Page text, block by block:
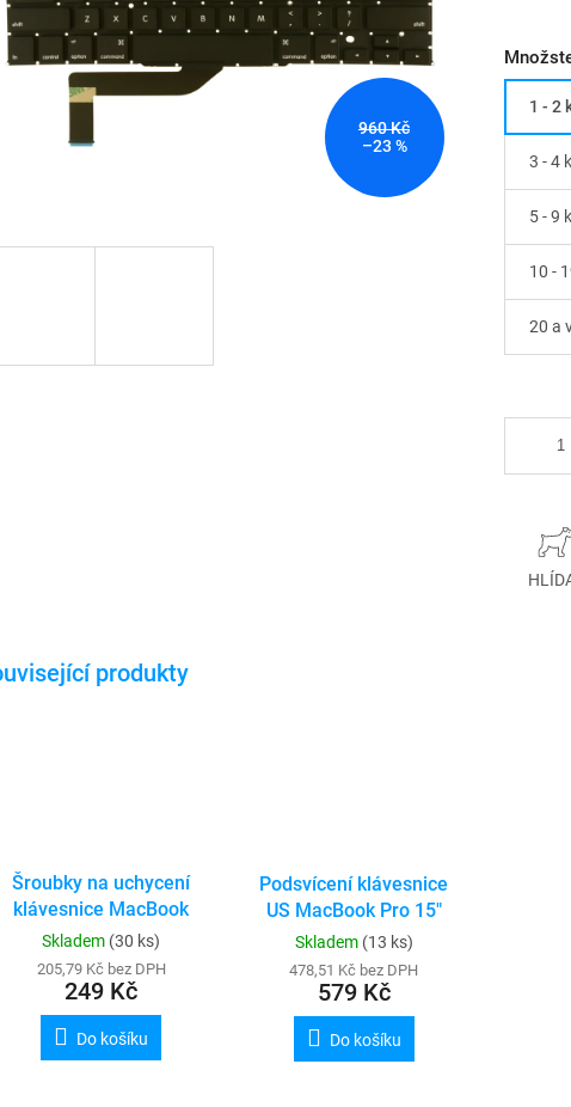
960 Kč
–23 %
1 - 2
3 - 4
5 - 9
10 -
20 a
Šroubky na uchycení
klávesnice MacBook
A1286 / A1278 /
A1466 / A1369 /
A1370 / A1465 /
A1398 / A1502 /
A1425
Skladem (30 ks)
205,79 Kč bez DPH
249 Kč
Do košíku
Podsvícení klávesnice
US MacBook Pro 15"
A1398
Skladem (13 ks)
478,51 Kč bez DPH
579 Kč
Do košíku